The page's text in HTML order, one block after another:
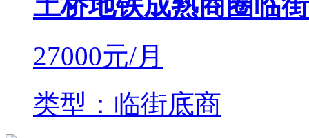
27000元/月
类型：临街底商